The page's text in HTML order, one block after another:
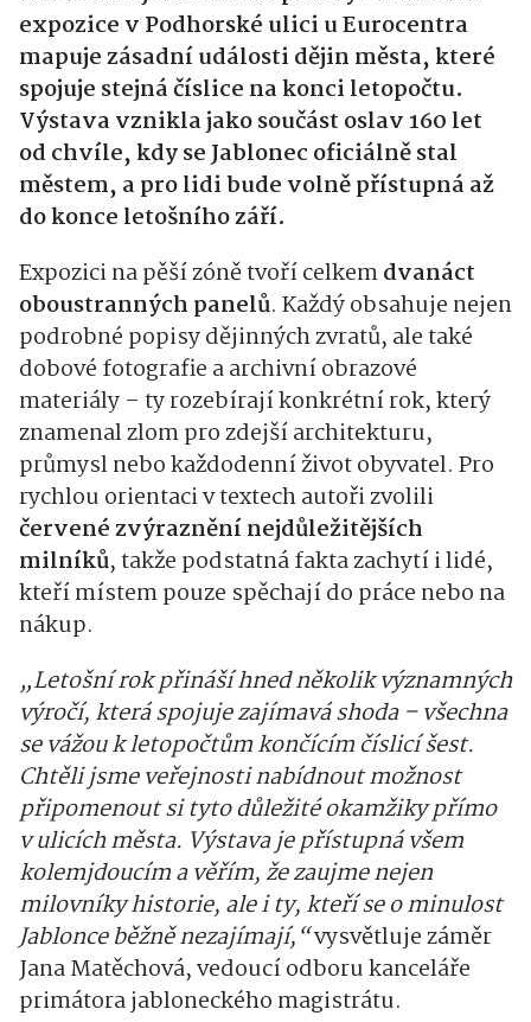
expozice v Podhorské ulici u Eurocentra
mapuje zásadní události dějin města, které
spojuje stejná číslice na konci letopočtu.
Výstava vznikla jako součást oslav 160 let
od chvíle, kdy se Jablonec oficiálně stal
městem, a pro lidi bude volně přístupná až
do konce letošního září.
Expozici na pěší zóně tvoří celkemdvanáct
oboustranných panelů. Každý obsahuje nejen
podrobné popisy dějinných zvratů, ale také
dobové fotografie a archivní obrazové
materiály – ty rozebírají konkrétní rok, který
znamenal zlom pro zdejší architekturu,
průmysl nebo každodenní život obyvatel. Pro
rychlou orientaci v textech autoři zvolili
červené zvýraznění nejdůležitějších
milníků, takže podstatná fakta zachytí i lidé,
kteří místem pouze spěchají do práce nebo na
nákup.
„Letošní rok přináší hned několik významných
výročí, která spojuje zajímavá shoda – všechna
se vážou k letopočtům končícím číslicí šest.
Chtěli jsme veřejnosti nabídnout možnost
připomenout si tyto důležité okamžiky přímo
v ulicích města. Výstava je přístupná všem
kolemjdoucím a věřím, že zaujme nejen
milovníky historie, ale i ty, kteří se o minulost
Jablonce běžně nezajímají,“vysvětluje záměr
Jana Matěchová, vedoucí odboru kanceláře
primátora jabloneckého magistrátu.